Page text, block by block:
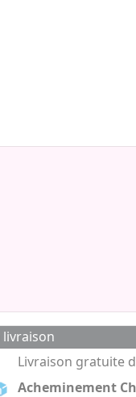
livraison
Livraison gratuite
Acheminement